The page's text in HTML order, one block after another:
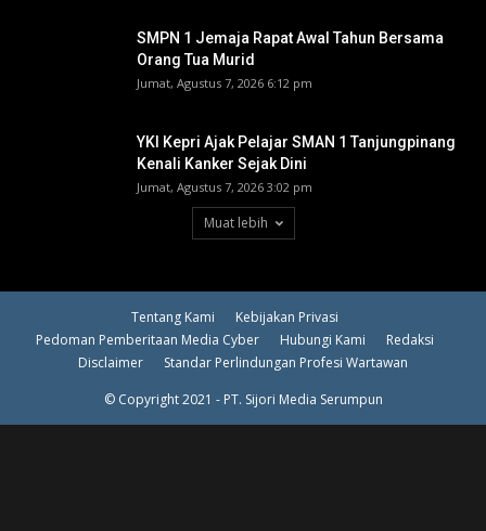
SMPN 1 Jemaja Rapat Awal Tahun Bersama
Orang Tua Murid ‎
Jumat, Agustus 7, 2026 6:12 pm
YKI Kepri Ajak Pelajar SMAN 1 Tanjungpinang
Kenali Kanker Sejak Dini
Jumat, Agustus 7, 2026 3:02 pm
Muat lebih
Tentang Kami
Kebijakan Privasi
Pedoman Pemberitaan Media Cyber
Hubungi Kami
Redaksi
Disclaimer
Standar Perlindungan Profesi Wartawan
© Copyright 2021 - PT. Sijori Media Serumpun